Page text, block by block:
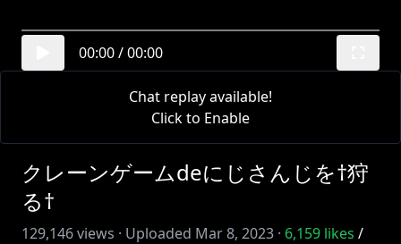
00:00/00:00
Chat replay available!
Click to Enable
クレーンゲームdeにじさんじを†狩
る†
129,146views · Uploaded Mar 8, 2023 · 6,159 likes /